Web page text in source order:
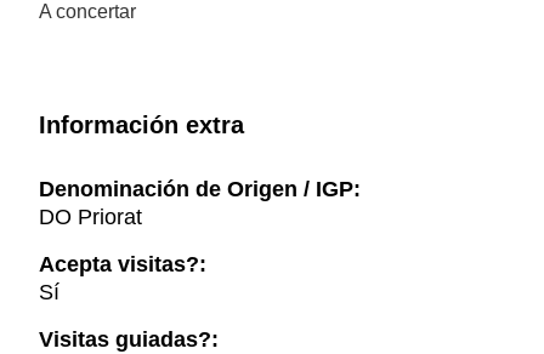
A concertar
Información extra
Denominación de Origen / IGP:
DO Priorat
Acepta visitas?:
Sí
Visitas guiadas?: